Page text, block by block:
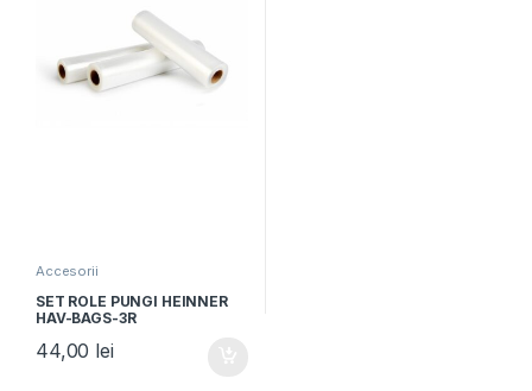
Accesorii
SET ROLE PUNGI HEINNER
HAV-BAGS-3R
44,00 lei